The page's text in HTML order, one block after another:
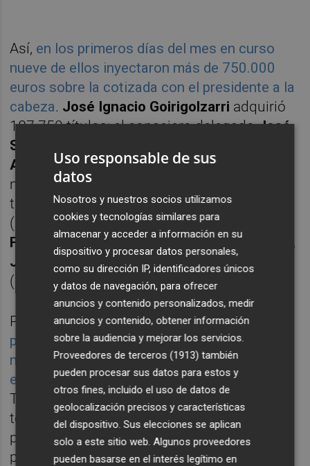
Así, en los primeros días del mes en curso
nueve de ellos inyectaron más de 750.000
euros sobre la cotizada con el presidente a la
cabeza. José Ignacio Goirigolzarri adquirió
187.750 títulos; el consejero delegadoJosé
Sevilla
Antonio Ortegacompró 100.000 'bankias'
más. También se hicieron ese día con más
títulos los consejerosAlfredo Lafita
(50.000),Eva Castillo(41.973),Fernando
Fernández(40.000),Javier Campo(50.000),
Javier Ayuso
(50.000) y
José Luis Feito
(31.758).
Por su parte,Jorge Cosmen compró el
pasado 13 de marzo 36.900 títulos por un
montante ligeramente superior a los 50.000
euros
, es decir, el sueldo neto de un año.
Todos ellos utilizaron las 'ventanas
temporales' para incrementar su
participación en el capital de Bankia tras
publicar las cuentas del pasado año y
Uso responsable de sus
datos
Nosotros y nuestros socios utilizamos
cookies y tecnologías similares para
almacenar y acceder a información en su
dispositivo y procesar datos personales,
como su dirección IP, identificadores únicos
y datos de navegación, para ofrecer
anuncios y contenido personalizados, medir
anuncios y contenido, obtener información
sobre la audiencia y mejorar los servicios.
Proveedores de terceros (1913) también
pueden procesar sus datos para estos y
otros fines, incluido el uso de datos de
geolocalización precisos y características
del dispositivo. Sus elecciones se aplican
solo a este sitio web. Algunos proveedores
pueden basarse en el interés legítimo en